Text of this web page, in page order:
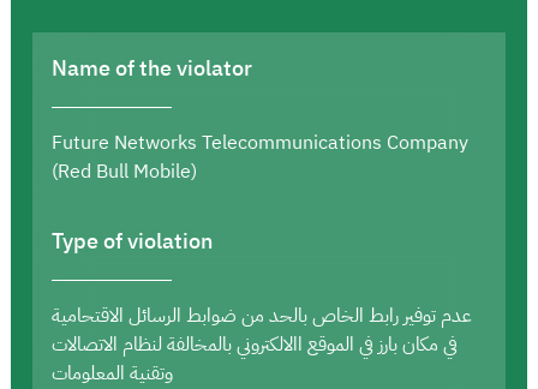
Name of the violator
Future Networks Telecommunications Company
(Red Bull Mobile)
Type of violation
عدم توفير رابط الخاص بالحد من ضوابط الرسائل الاقتحامية
في مكان بارز في الموقع االالكتروني بالمخالفة لنظام الاتصالات
وتقنية المعلومات